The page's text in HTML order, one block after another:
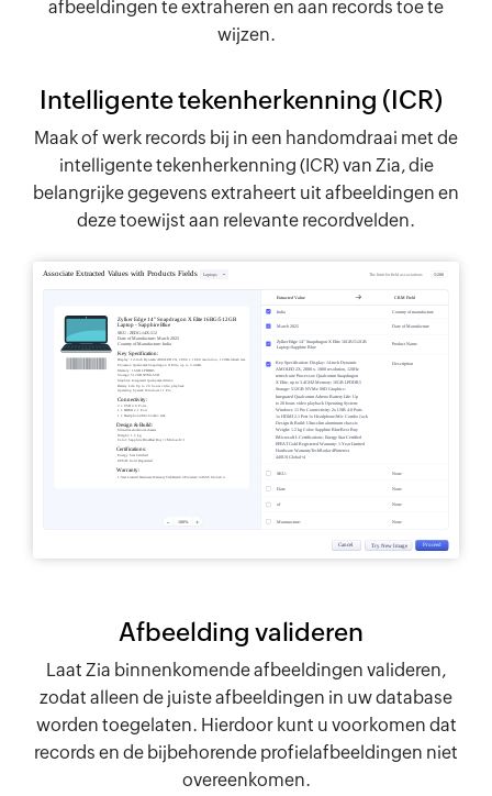
afbeeldingen te extraheren en aan records toe te
wijzen.
Intelligente tekenherkenning (ICR)
Maak of werk records bij in een handomdraai met de
intelligente tekenherkenning (ICR) van Zia, die
belangrijke gegevens extraheert uit afbeeldingen en
deze toewijst aan relevante recordvelden.
Afbeelding valideren
Laat Zia binnenkomende afbeeldingen valideren,
zodat alleen de juiste afbeeldingen in uw database
worden toegelaten. Hierdoor kunt u voorkomen dat
records en de bijbehorende profielafbeeldingen niet
overeenkomen.